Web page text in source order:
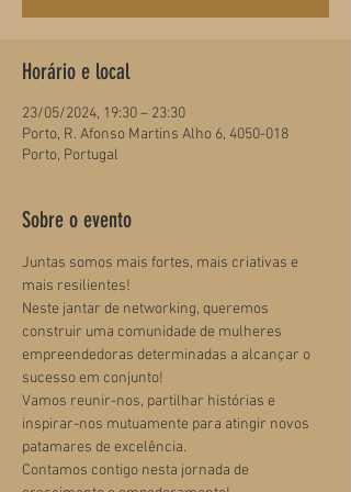
Horário e local
23/05/2024, 19:30 – 23:30
Porto, R. Afonso Martins Alho 6, 4050-018
Porto, Portugal
Sobre o evento
Juntas somos mais fortes, mais criativas e
mais resilientes!
Neste jantar de networking, queremos
construir uma comunidade de mulheres
empreendedoras determinadas a alcançar o
sucesso em conjunto!
Vamos reunir-nos, partilhar histórias e
inspirar-nos mutuamente para atingir novos
patamares de excelência.
Contamos contigo nesta jornada de